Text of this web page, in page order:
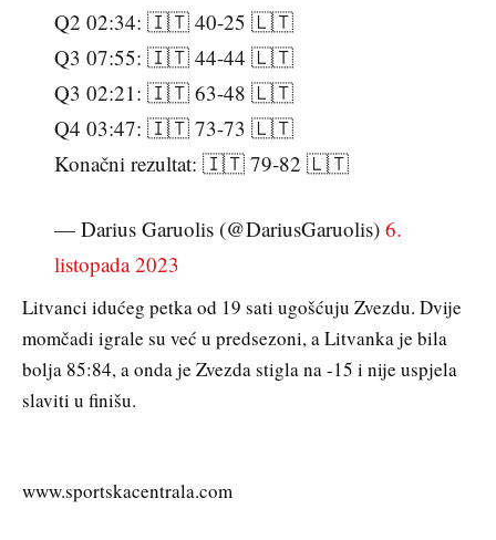
Q2 02:34: 🇮🇹 40-25 🇱🇹
Q3 07:55: 🇮🇹 44-44 🇱🇹
Q3 02:21: 🇮🇹 63-48 🇱🇹
Q4 03:47: 🇮🇹 73-73 🇱🇹
Konačni rezultat: 🇮🇹 79-82 🇱🇹
— Darius Garuolis (@DariusGaruolis) 6.
listopada 2023
Litvanci idućeg petka od 19 sati ugošćuju Zvezdu. Dvije
momčadi igrale su već u predsezoni, a Litvanka je bila
bolja 85:84, a onda je Zvezda stigla na -15 i nije uspjela
slaviti u finišu.
www.sportskacentrala.com